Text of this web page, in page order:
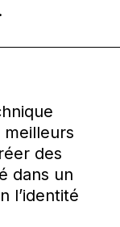
des
dans un
l’identité